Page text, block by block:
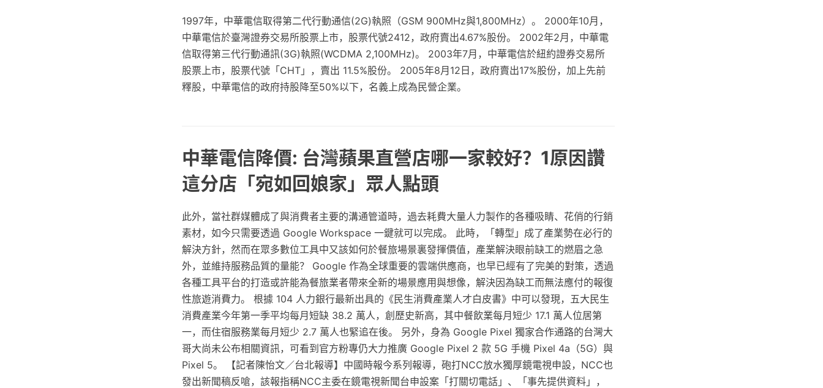
1997年，中華電信取得第二代行動通信(2G)執照（GSM 900MHz與1,800MHz）。 2000年10月，
中華電信於臺灣證券交易所股票上市，股票代號2412，政府賣出4.67%股份。 2002年2月，中華電
信取得第三代行動通訊(3G)執照(WCDMA 2,100MHz)。 2003年7月，中華電信於紐約證券交易所
股票上市，股票代號「CHT」，賣出 11.5%股份。 2005年8月12日，政府賣出17%股份，加上先前
釋股，中華電信的政府持股降至50%以下，名義上成為民營企業。
中華電信降價: 台灣蘋果直營店哪一家較好？1原因讚
這分店「宛如回娘家」眾人點頭
此外，當社群媒體成了與消費者主要的溝通管道時，過去耗費大量人力製作的各種吸睛、花俏的行銷
素材，如今只需要透過 Google Workspace 一鍵就可以完成。 此時，「轉型」成了產業勢在必行的
解決方針，然而在眾多數位工具中又該如何於餐旅場景裏發揮價值，產業解決眼前缺工的燃眉之急
外，並維持服務品質的量能？ Google 作為全球重要的雲端供應商，也早已經有了完美的對策，透過
各種工具平台的打造或許能為餐旅業者帶來全新的場景應用與想像，解決因為缺工而無法應付的報復
性旅遊消費力。 根據 104 人力銀行最新出具的《民生消費產業人才白皮書》中可以發現，五大民生
消費產業今年第一季平均每月短缺 38.2 萬人，創歷史新高，其中餐飲業每月短少 17.1 萬人位居第
一，而住宿服務業每月短少 2.7 萬人也緊追在後。 另外，身為 Google Pixel 獨家合作通路的台灣大
哥大尚未公布相關資訊，可看到官方粉專仍大力推廣 Google Pixel 2 款 5G 手機 Pixel 4a（5G）與
Pixel 5。 【記者陳怡文／台北報導】中國時報今系列報導，砲打NCC放水獨厚鏡電視申設，NCC也
發出新聞稿反嗆，該報指稱NCC主委在鏡電視新聞台申設案「打關切電話」、「事先提供資料」，